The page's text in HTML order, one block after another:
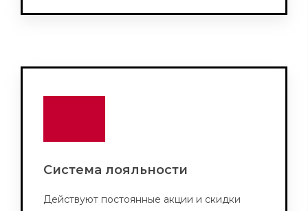
Система лояльности
Действуют постоянные акции и скидки